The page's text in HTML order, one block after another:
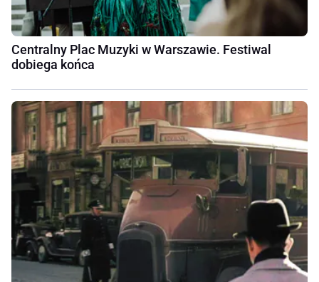
Centralny Plac Muzyki w Warszawie. Festiwal
dobiega końca